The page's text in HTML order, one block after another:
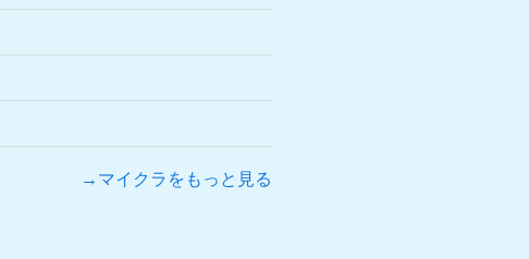
→マイクラをもっと見る